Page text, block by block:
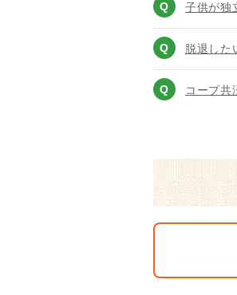
子供が独
脱退した
コープ共